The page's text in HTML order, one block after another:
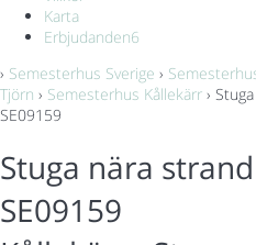
Karta
Erbjudanden6
› Semesterhus Sverige ›
Tjörn › Semesterhus Kållekärr ›
SE09159
Stuga nära
SE09159